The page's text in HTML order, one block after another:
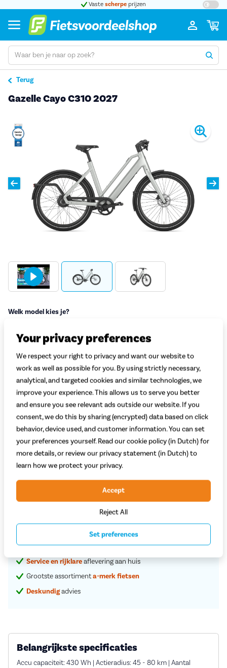
Vaste scherpe prijzen
Terug
Gazelle Cayo C310 2027
Welk model kies je?
Selecteer lichaamslengte
Welke accu kies je?Uitleg
Selecteer de gewenste accu
Adviesprijs3.999,-
3.099,-
Begin met bestellen
Proefrit in de winkel
Vastescherpeprijzen
Service en rijklareaflevering aan huis
Grootste assortimenta-merk fietsen
Deskundigadvies
Belangrijkste specificaties
Accu capaciteit: 430 Wh | Actieradius: 45 - 80 km | Aantal
Your privacy preferences
We respect your right to privacy and want our website to
work as well as possible for you. By using strictly necessary,
analytical, and targeted cookies and similar technologies, we
improve your experience. This allows us to serve you better
and ensure you see relevant ads outside our website. If you
consent, we do this by sharing (encrypted) data based on click
behavior, device used, and customer information. You can set
your preferences yourself. Read our cookie policy (in Dutch) for
more details, or review our privacy statement (in Dutch) to
learn how we protect your privacy.
Reject All
Accept
Set preferences